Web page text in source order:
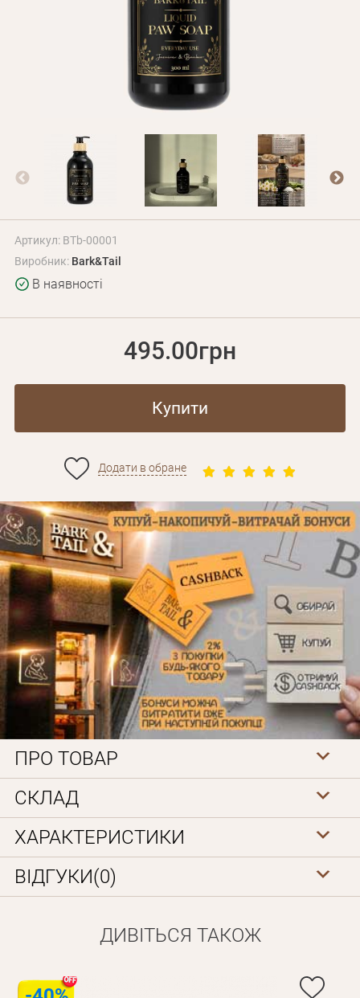
Оптовим клієнтам
Контакти
+380 (95) 095-00-05
Артикул: BTb-00001
Виробник: Bark&Tail
В наявності
495.00грн
Купити
Додати в обране
ПРО ТОВАР
СКЛАД
ХАРАКТЕРИСТИКИ
ВІДГУКИ(0)
ДИВІТЬСЯ ТАКОЖ
Особисті дані